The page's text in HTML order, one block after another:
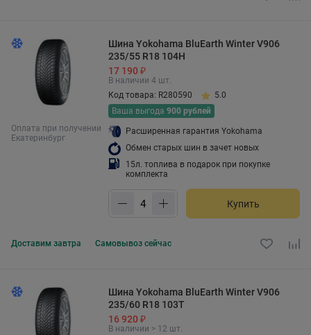
Оплата при получении
Екатеринбург
Шина Yokohama BluEarth Winter V906
235/55 R18 104H
17 190 ₽
В наличии 4 шт.
Код товара: R280590
5.0
Ваша выгода 900 рублей
Расширенная гарантия Yokohama
Обмен старых шин в зачет новых
15л. топлива в подарок при покупке
комплекта
Купить
Доставим завтра Самовывоз сейчас
Шина Yokohama BluEarth Winter V906
235/60 R18 103T
16 920 ₽
В наличии > 12 шт.